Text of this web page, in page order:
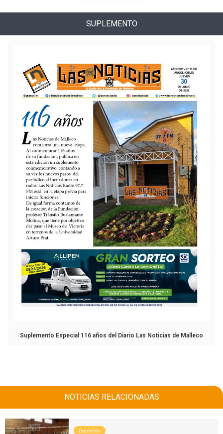
SUPLEMENTO
Suplemento Especial 116 años del Diario Las Noticias de Malleco
NOTICIAS RELACIONADAS
Deportes